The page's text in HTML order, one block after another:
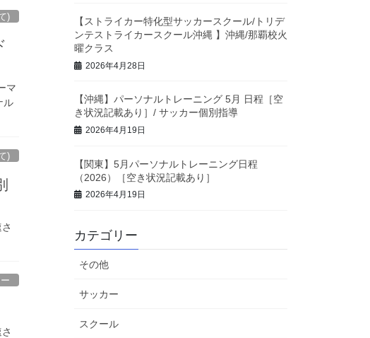
)
マ
ル
)
【ストライカー特化型サッカースクール/トリデ
ンテストライカースクール沖縄 】沖縄/那覇校火
曜クラス
2026年4月28日
【沖縄】パーソナルトレーニング 5月 日程［空
き状況記載あり］/ サッカー個別指導
2026年4月19日
【関東】5月パーソナルトレーニング日程
（2026）［空き状況記載あり］
2026年4月19日
カテゴリー
その他
サッカー
スクール